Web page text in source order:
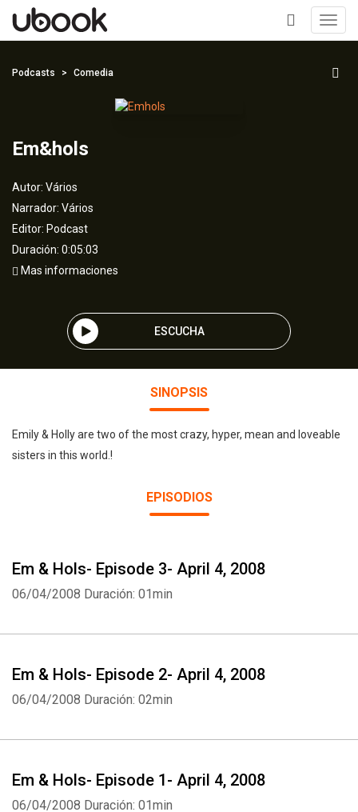
+
Podcasts Comedia
Em&hols
Autor: Vários
Narrador: Vários
Editor: Podcast
Duración: 0:05:03
Mas informaciones
ESCUCHA
SINOPSIS
Emily & Holly are two of the most crazy, hyper, mean and loveable
sisters in this world.!
EPISODIOS
Em & Hols- Episode 3- April 4, 2008
06/04/2008 Duración: 01min
Em & Hols- Episode 2- April 4, 2008
06/04/2008 Duración: 02min
Em & Hols- Episode 1- April 4, 2008
06/04/2008 Duración: 01min